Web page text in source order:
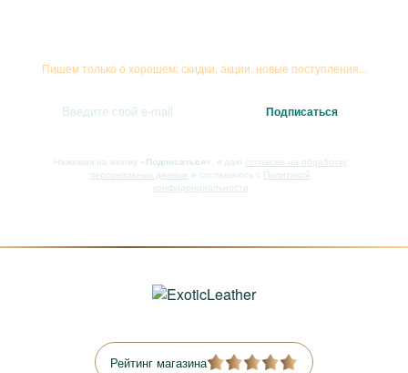
Пишем только о хорошем: скидки, акции, новые поступления...
Нажимая на кнопку «Подписаться» , я даю согласие на обработку
персональных данных и соглашаюсь с Политикой
конфиденциальности
Рейтинг магазина